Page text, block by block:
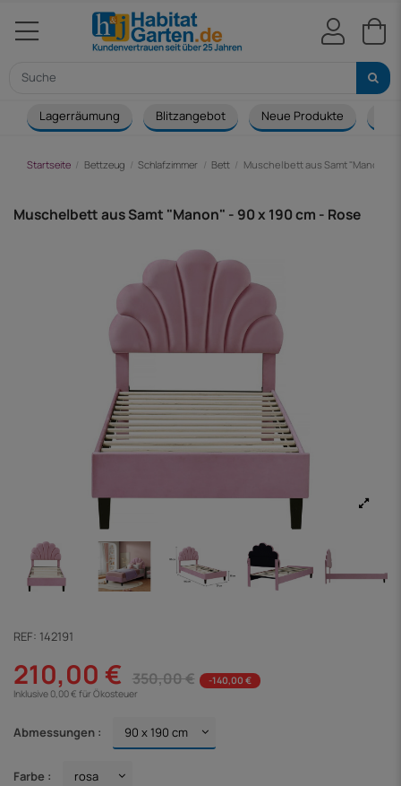
Lagerräumung Blitzangebot Neue Produkte
Startseite Bettzeug Schlafzimmer Bett Muschelbett aus Samt "Manon" -
Muschelbett aus Samt "Manon" - 90 x 190 cm - Rose
REF: 142191
210,00 € 350,00 €
-140,00 €
Inklusive 0,00 € für Ökosteuer
Abmessungen :
Farbe :